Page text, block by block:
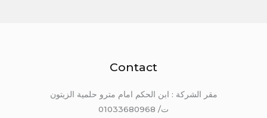
Contact
مقر الشركة : ابن الحكم امام مترو حلمية الزيتون
ت/ 01033680968